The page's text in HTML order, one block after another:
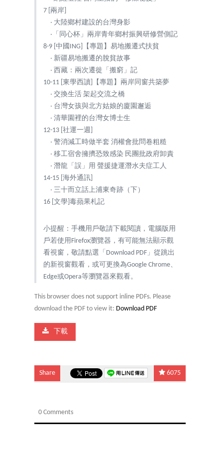
7 [兩岸]
‧ 大陸鄉村建設的台灣身影
‧「同心杯」兩岸青年鄉村振興研修營側記
8-9 [中國ING]【專題】易地搬遷式扶貧
‧ 新疆易地搬遷的脫貧故事
‧ 西藏：兩次遷徙「搬窮」記
10-11 [東學西讀]【專題】兩岸同窗共築夢
‧ 交換生活 架起交流之橋
‧ 台灣女孩與北方姑娘的廈園邂逅
‧ 清華園裡的台灣女博士生
12-13 [社運一週]
‧ 警消減工時做半套 消權會批問卷粗糙
‧ 移工宿舍擁擠恐致感染 民團批政府卸責
‧ 潛龍「誤」用 聲援捷運潛水夫症工人
14-15 [海外通訊]
‧ 三十而立話上浦東奇跡（下）
16 [文學]毒蘋果札記
小提醒：手機用戶敬請下載閱讀，電腦版用
戶若使用Firefox瀏覽器，有可能無法顯示觀
看視窗，敬請點選「Download PDF」從跳出
的新視窗觀看，或可更換為Google Chrome、
Edge或Opera等瀏覽器來觀看。
This browser does not support inline PDFs. Please
download the PDF to view it: Download PDF
下載
Share 6075
0 Comments